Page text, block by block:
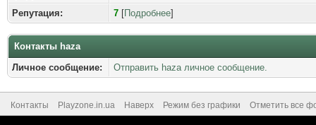
Репутация: 7 [Подробнее]
Контакты haza
Личное сообщение:
Отправить haza личное сообщение.
Контакты Playzone.in.ua Наверх Режим без графики Отметить все